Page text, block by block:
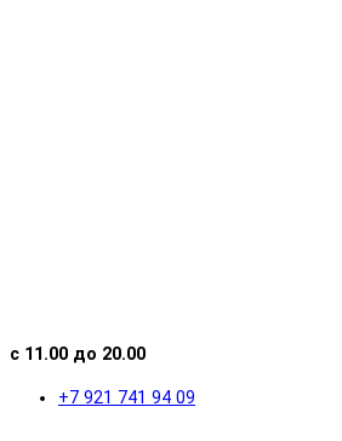
с 11.00 до 20.00
+7 921 741 94 09